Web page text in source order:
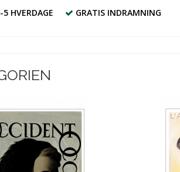
HVERDAGE GRATIS INDRAMNING